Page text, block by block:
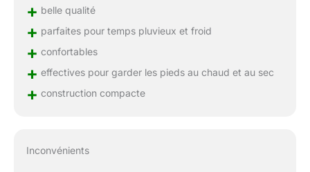
+ belle qualité
+ parfaites pour temps pluvieux et froid
+ confortables
+ effectives pour garder les pieds au chaud et au sec
+ construction compacte
Inconvénients